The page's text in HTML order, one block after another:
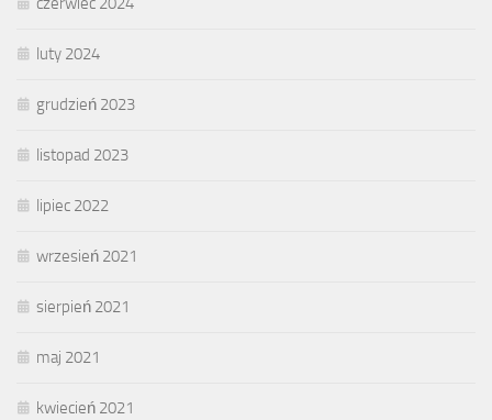
luty 2024
grudzień 2023
listopad 2023
lipiec 2022
wrzesień 2021
sierpień 2021
maj 2021
kwiecień 2021